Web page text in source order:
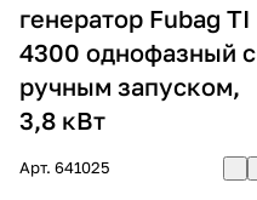
генератор Fubag TI
4300 однофазный с
ручным запуском,
3,8 кВт
Арт. 641025